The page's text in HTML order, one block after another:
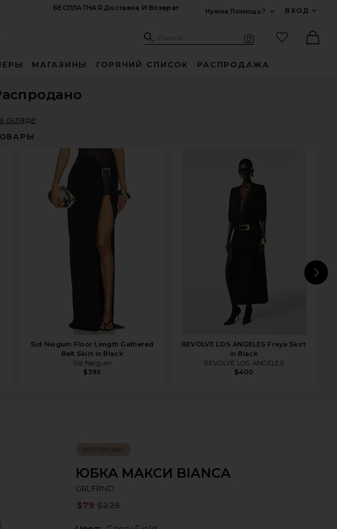
БЕСПЛАТНАЯ Доставка И Возврат
Нужна Помощь?
ВХОД
Поиск: Site
Поиск
МАГАЗИНЫ ГОРЯЧИЙ СПИСОК РАСПРОДАЖА
складе
Sid Neigum Floor Length Gathered
Belt Skirt in Black
Sid Neigum
$395
REVOLVE LOS ANGELES Freya Skirt
in Black
REVOLVE LOS ANGELES
$400
КОЛЛЕКЦИИ
ЮБКА МАКСИ BIANCA
GRLFRND
$79 $225